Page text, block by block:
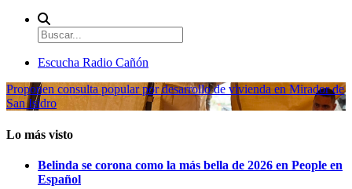
Escucha Radio Cañón
Proponen consulta popular por desarrollo de vivienda en Mirador de
San Isidro
Lo más visto
Belinda se corona como la más bella de 2026 en People en
Español